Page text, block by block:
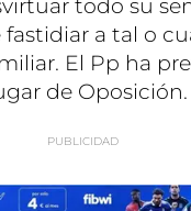
todo su
a tal o
El Pp ha
de Oposición.